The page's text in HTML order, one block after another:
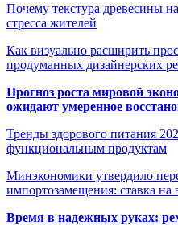
Почему текстура древесины
стресса жителей
Как визуально расширить
продуманных дизайнерских
Прогноз роста мировой
ожидают умеренное
Тренды здорового питания
функциональным продуктам
Минэкономики утвердило
импортозамещения: ставка
Время в надежных руках: